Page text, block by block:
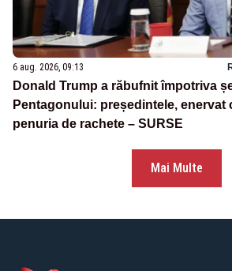
6 aug. 2026, 09:13
Donald Trump a răbufnit împotriva
Pentagonului: președintele, enervat
penuria de rachete – SURSE
Mai Multe